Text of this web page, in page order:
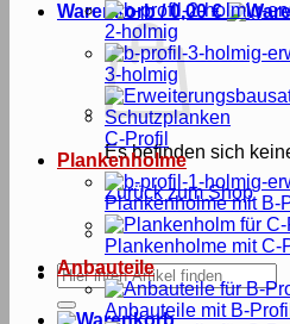
Warenkorb /0,00€
Es befinden sich
Zurück zum Shop
Suche
nach:
2-holmig
3-holmig
C-Profil
Plankenholme
Plankenholme mit B-
Plankenholme mit C-
Anbauteile
Anbauteile mit B-Profil